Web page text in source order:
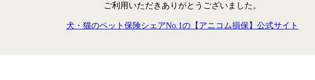
ご利用いただきありがとうございました。
犬・猫のペット保険シェアNo.1の【アニコム損保】公式サイト